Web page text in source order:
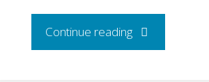
Continue reading"Бизнес-